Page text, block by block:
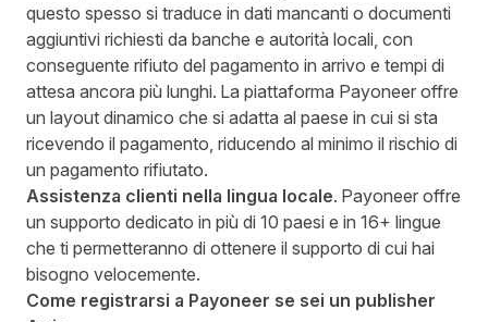
questo spesso si traduce in dati mancanti o documenti
aggiuntivi richiesti da banche e autorità locali, con
conseguente rifiuto del pagamento in arrivo e tempi di
attesa ancora più lunghi. La piattaforma Payoneer offre
un layout dinamico che si adatta al paese in cui si sta
ricevendo il pagamento, riducendo al minimo il rischio di
un pagamento rifiutato.
Assistenza clienti nella lingua locale. Payoneer offre
un supporto dedicato in più di 10 paesi e in 16+ lingue
che ti permetteranno di ottenere il supporto di cui hai
bisogno velocemente.
Come registrarsi a Payoneer se sei un publisher